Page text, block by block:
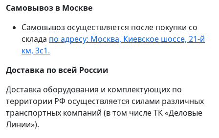
Самовывоз в Москве
Самовывоз осуществляется после покупки со
склада по адресу: Москва, Киевское шоссе, 21-й
км, 3с1.
Доставка по всей России
Доставка оборудования и комплектующих по
территории РФ осуществляется силами различных
транспортных компаний (в том числе ТК «Деловые
Линии»).